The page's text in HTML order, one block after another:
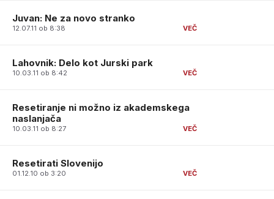
Juvan: Ne za novo stranko
12.07.11 ob 8:38
Lahovnik: Delo kot Jurski park
10.03.11 ob 8:42
Resetiranje ni možno iz akademskega
naslanjača
10.03.11 ob 8:27
Resetirati Slovenijo
01.12.10 ob 3:20